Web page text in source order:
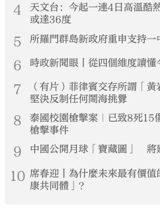
4
天文台：今起一連4日高溫
或達36度
5 所羅門群島新政府重申支持
6 時政新聞眼丨從四個維度讀
7
（有片）菲律賓交存所謂「
堅決反制任何鬧海挑釁
8
泰國校園槍擊案｜已致8死
槍擊事件
9 中國公開月球「寶藏圖」 將
10 席春迎丨為什麼未來最有價
康共同體」？